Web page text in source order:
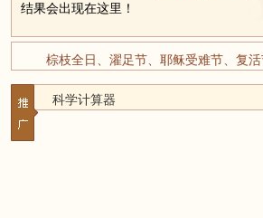
结果会出现在这里！
棕枝全日、濯足节、耶稣受难节、复
科学计算器